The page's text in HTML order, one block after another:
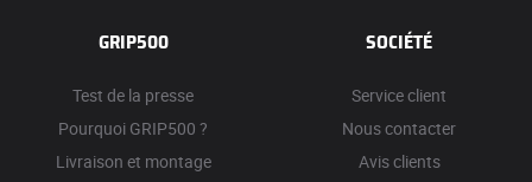
GRIP500
Test de la presse
Pourquoi GRIP500 ?
Livraison et montage
SOCIÉTÉ
Service client
Nous contacter
Avis clients